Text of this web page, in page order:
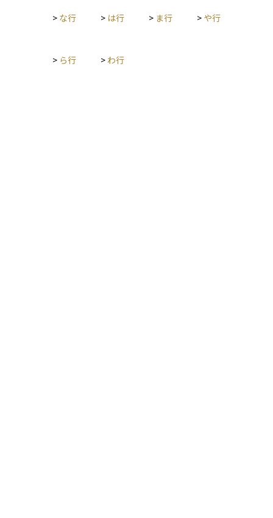
するバブルの温床にもなりかねません。さらに、内外金利差が
境下では国債など安全資産の利息収入がほぼ期待できない一
方、債券価格は金利上昇に弱くなります。そのため、インフレ
> な行 > は行 > ま行 > や行
> ら行 > わ行